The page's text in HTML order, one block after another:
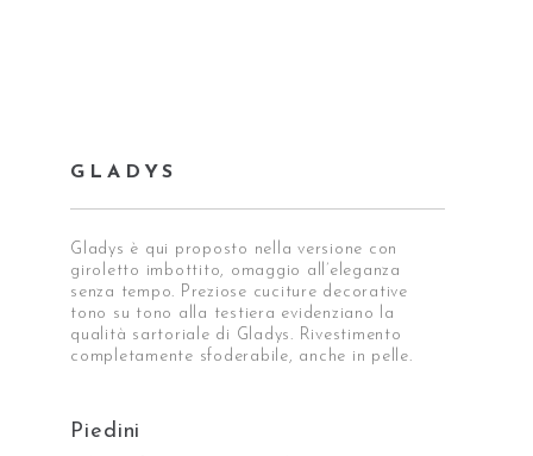
GLADYS
Gladys è qui proposto nella versione con
giroletto imbottito, omaggio all’eleganza
senza tempo. Preziose cuciture decorative
tono su tono alla testiera evidenziano la
qualità sartoriale di Gladys. Rivestimento
completamente sfoderabile, anche in pelle.
Piedini